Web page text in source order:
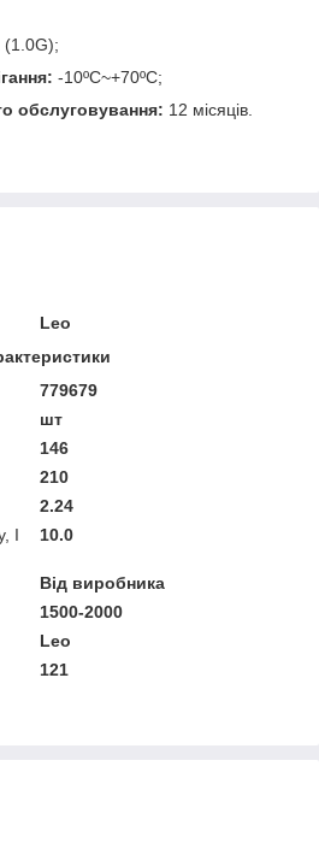
-10ºC~+70ºC;
обслуговування: 12 місяців.
Leo
779679
шт
146
210
2.24
I
10.0
Від виробника
1500-2000
Leo
121